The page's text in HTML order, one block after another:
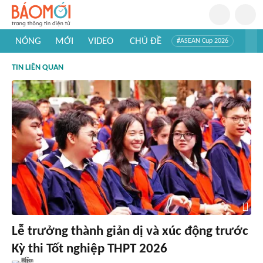
NÓNG MỚI VIDEO CHỦ ĐỀ #ASEAN Cup 2026
#Khám phá thế giới
TIN LIÊN QUAN
Lễ trưởng thành giản dị và xúc động trước
Kỳ thi Tốt nghiệp THPT 2026